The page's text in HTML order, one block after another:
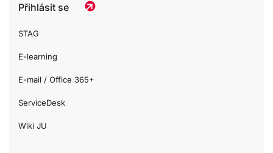
Přihlásit se
STAG
E-learning
E-mail / Office 365+
ServiceDesk
Wiki JU